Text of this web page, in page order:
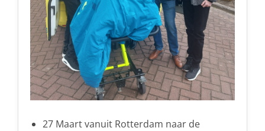
27 Maart vanuit Rotterdam naar de